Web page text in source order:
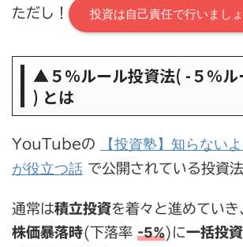
ただし！ 投資は自己責任で行いまし
▲５％ルール投資法( -５％ル
) とは
YouTubeの
【投資塾】知らない
が役立つ話 で公開されている投資法
通常は積立投資を着々と進めてい
株価暴落時(下落率 -5%)に一括投資